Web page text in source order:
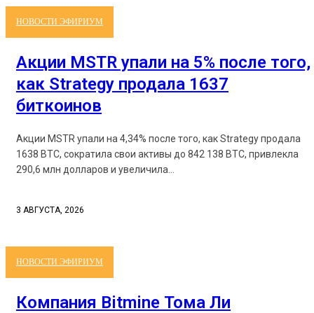
НОВОСТИ ЭФИРИУМ
Акции MSTR упали на 5% после того,
как Strategy продала 1637
биткоинов
Акции MSTR упали на 4,34% после того, как Strategy продала
1638 BTC, сократила свои активы до 842 138 BTC, привлекла
290,6 млн долларов и увеличила...
3 АВГУСТА, 2026
НОВОСТИ ЭФИРИУМ
Компания Bitmine Тома Ли